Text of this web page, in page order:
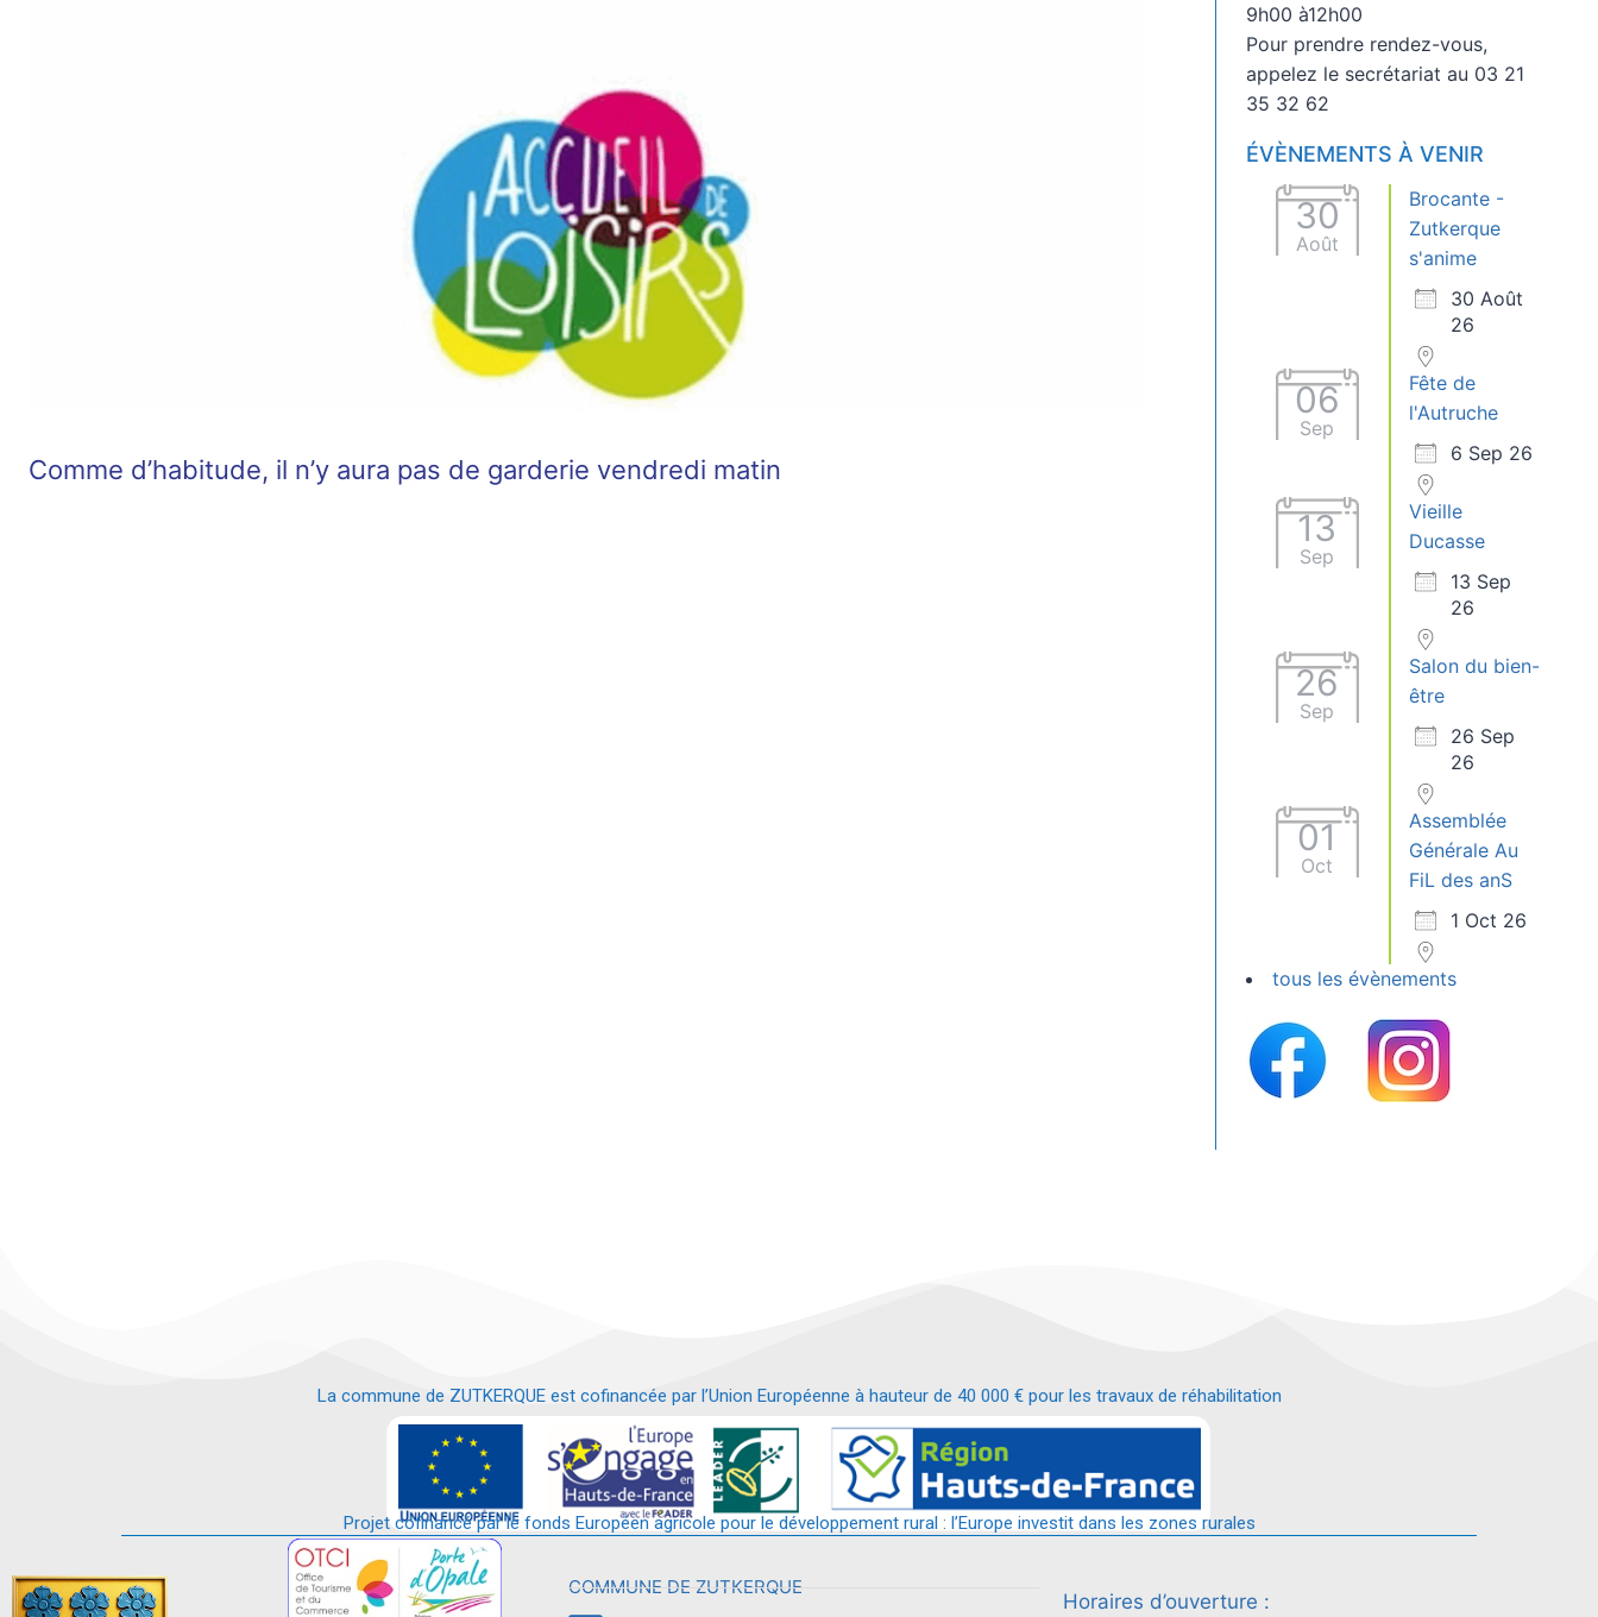
Comme d’habitude, il n’y aura pas de garderie vendredi matin
9h00 à12h00
Pour prendre rendez-vous,
appelez le secrétariat au 03 21
35 32 62
ÉVÈNEMENTS À VENIR
30
Août
Brocante -
Zutkerque
s'anime
30 Août
26
06
Sep
Fête de
l'Autruche
6 Sep 26
13
Sep
Vieille
Ducasse
13 Sep
26
26
Sep
Salon du bien-
être
26 Sep
26
01
Oct
Assemblée
Générale Au
FiL des anS
1 Oct 26
tous les évènements
La commune de ZUTKERQUE est cofinancée par l’Union Européenne à hauteur de 40 000 € pour les travaux de réhabilitation
et requalification d’un bâtiment en services et commerces de proximité.
Projet cofinancé par le fonds Européen agricole pour le développement rural : l’Europe investit dans les zones rurales
COMMUNE DE ZUTKERQUE
Horaires d’ouverture :